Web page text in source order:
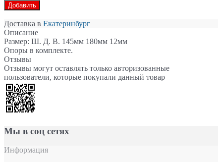
Добавить
Доставка в Екатеринбург
Описание
Размер: Ш. Д. В. 145мм 180мм 12мм
Опоры в комплекте.
Отзывы
Отзывы могут оставлять только авторизованные
пользователи, которые покупали данный товар
Мы в соц сетях
Информация